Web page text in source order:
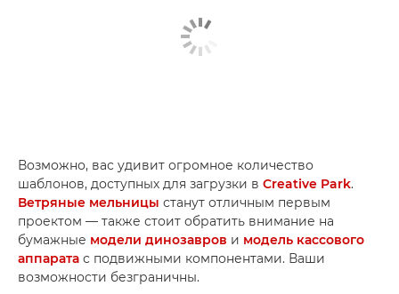
Возможно, вас удивит огромное количество
шаблонов, доступных для загрузки в Creative Park.
Ветряные мельницы станут отличным первым
проектом — также стоит обратить внимание на
бумажные модели динозавров и модель кассового
аппарата с подвижными компонентами. Ваши
возможности безграничны.